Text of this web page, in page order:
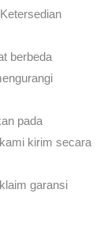
berbeda
pada
kirim secara
garansi